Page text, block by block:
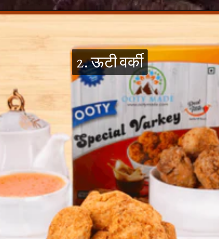
2. ऊटी वर्की
2. ऊटी वर्की